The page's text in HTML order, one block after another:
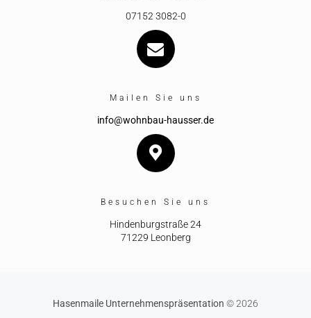
07152 3082-0
Mailen Sie uns
info@wohnbau-hausser.de
Besuchen Sie uns
Hindenburgstraße 24
71229 Leonberg
Hasenmaile Unternehmenspräsentation © 2026